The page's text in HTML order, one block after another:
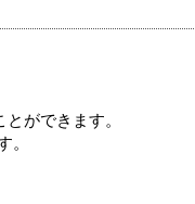
ができます。
。